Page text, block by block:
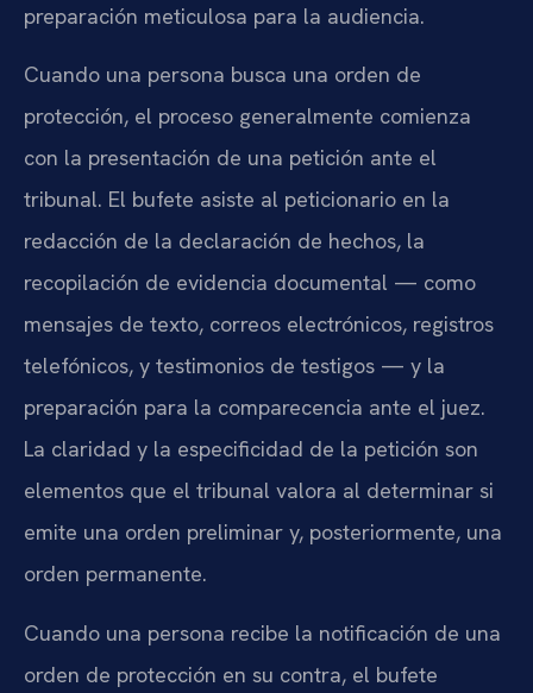
preparación meticulosa para la audiencia.
Cuando una persona busca una orden de
protección, el proceso generalmente comienza
con la presentación de una petición ante el
tribunal. El bufete asiste al peticionario en la
redacción de la declaración de hechos, la
recopilación de evidencia documental — como
mensajes de texto, correos electrónicos, registros
telefónicos, y testimonios de testigos — y la
preparación para la comparecencia ante el juez.
La claridad y la especificidad de la petición son
elementos que el tribunal valora al determinar si
emite una orden preliminar y, posteriormente, una
orden permanente.
Cuando una persona recibe la notificación de una
orden de protección en su contra, el bufete